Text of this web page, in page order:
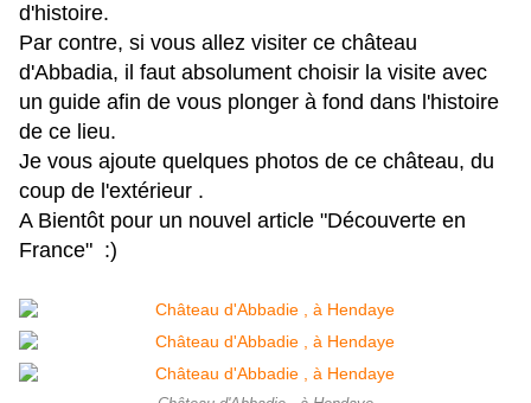
d'histoire.
Par contre, si vous allez visiter ce château
d'Abbadia, il faut absolument choisir la visite avec
un guide afin de vous plonger à fond dans l'histoire
de ce lieu.
Je vous ajoute quelques photos de ce château, du
coup de l'extérieur .
A Bientôt pour un nouvel article "Découverte en
France" :)